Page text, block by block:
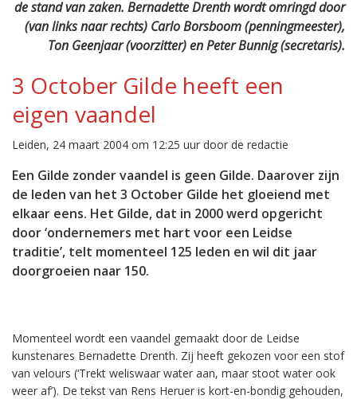
de stand van zaken. Bernadette Drenth wordt omringd door
(van links naar rechts) Carlo Borsboom (penningmeester),
Ton Geenjaar (voor­zitter) en Peter Bunnig (secretaris).
3 October Gilde heeft een
eigen vaandel
Leiden, 24 maart 2004 om 12:25 uur door de redactie
Een Gilde zonder vaandel is geen Gilde. Daarover zijn
de leden van het 3 October Gilde het gloeiend met
elkaar eens. Het Gilde, dat in 2000 werd opgericht
door ‘ondernemers met hart voor een Leidse
traditie’, telt momenteel 125 leden en wil dit jaar
doorgroeien naar 150.
Momenteel wordt een vaandel gemaakt door de Leidse
kunstenares Bernadette Drenth. Zij heeft geko­zen voor een stof
van velours (‘Trekt weliswaar water aan, maar stoot water ook
weer af’). De tekst van Rens Heruer is kort-en-bondig gehouden,